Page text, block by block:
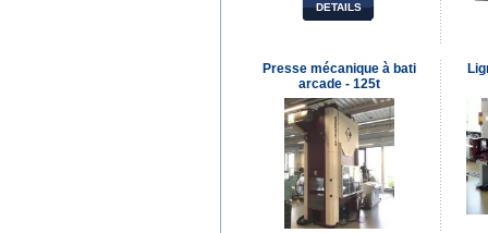
DETAILS
Presse mécanique à bati
arcade - 125t